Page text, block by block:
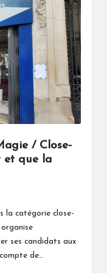
/ Close-
et que la
la catégorie close-
ses candidats aux
de…